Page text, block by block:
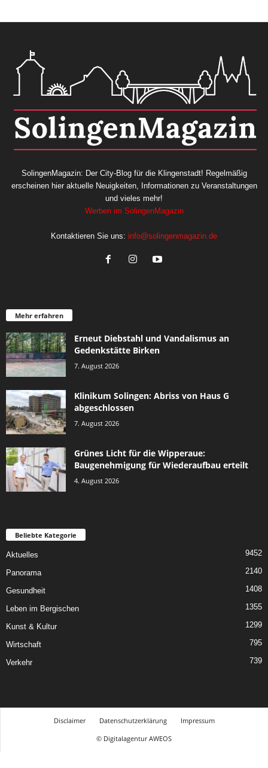
SolingenMagazin: Der City-Blog für die Klingenstadt! Regelmäßig
erscheinen hier aktuelle Neuigkeiten, Informationen zu Veranstaltungen
und vieles mehr!
Werben im SolingenMagazin
Kontaktieren Sie uns: info@solingenmagazin.de
Mehr erfahren
Erneut Diebstahl und Vandalismus an
Gedenkstätte Birken
7. August 2026
Klinikum Solingen: Abriss von Haus G
abgeschlossen
7. August 2026
Grünes Licht für die Wipperaue:
Baugenehmigung für Wiederaufbau erteilt
4. August 2026
Beliebte Kategorie
Aktuelles 9452
Panorama 2140
Gesundheit 1408
Leben im Bergischen 1355
Kunst & Kultur 1299
Wirtschaft 795
Verkehr 739
Disclaimer Datenschutzerklärung
Impressum
© Digitalagentur AWEOS